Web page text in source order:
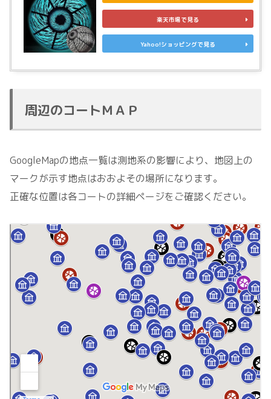
楽天市場で見る
Yahoo!ショッピングで見る
周辺のコートＭＡＰ
GoogleMapの地点一覧は測地系の影響により、地図上の
マークが示す地点はおおよその場所になります。
正確な位置は各コートの詳細ページをご確認ください。